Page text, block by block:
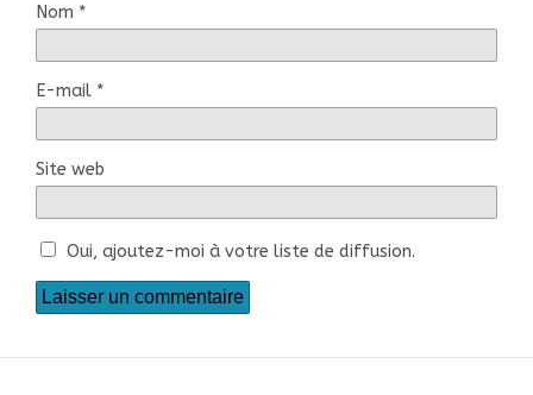
Nom *
E-mail *
Site web
Oui, ajoutez-moi à votre liste de diffusion.